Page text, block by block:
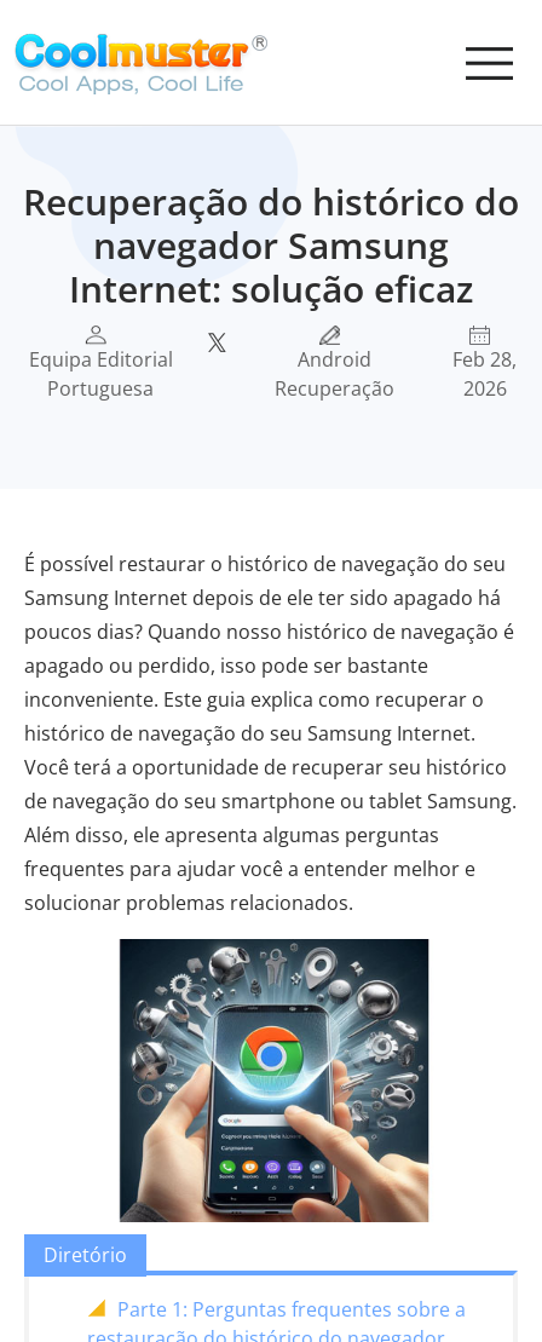
Recuperação do histórico do
navegador Samsung
Internet: solução eficaz
Equipa Editorial
Portuguesa
Android
Recuperação
Feb 28,
2026
É possível restaurar o histórico de navegação do seu
Samsung Internet depois de ele ter sido apagado há
poucos dias? Quando nosso histórico de navegação é
apagado ou perdido, isso pode ser bastante
inconveniente. Este guia explica como recuperar o
histórico de navegação do seu Samsung Internet.
Você terá a oportunidade de recuperar seu histórico
de navegação do seu smartphone ou tablet Samsung.
Além disso, ele apresenta algumas perguntas
frequentes para ajudar você a entender melhor e
solucionar problemas relacionados.
Diretório
Parte 1: Perguntas frequentes sobre a